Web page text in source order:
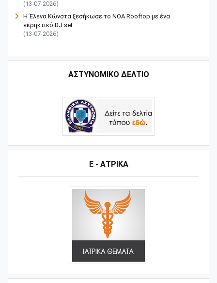
(13-07-2026)
Η Έλενα Κώνστα ξεσήκωσε το NOA Rooftop με ένα
εκρηκτικό DJ set
(13-07-2026)
ΑΣΤΥΝΟΜΙΚΟ ΔΕΛΤΙΟ
Ε - ΑΤΡΙΚΑ